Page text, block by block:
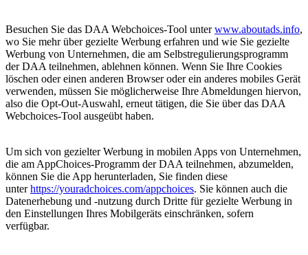
Besuchen Sie das DAA Webchoices-Tool unterwww.aboutads.info,
wo Sie mehr über gezielte Werbung erfahren und wie Sie gezielte
Werbung von Unternehmen, die am Selbstregulierungsprogramm
der DAA teilnehmen, ablehnen können. Wenn Sie Ihre Cookies
löschen oder einen anderen Browser oder ein anderes mobiles Gerät
verwenden, müssen Sie möglicherweise Ihre Abmeldungen hiervon,
also die Opt-Out-Auswahl, erneut tätigen, die Sie über das DAA
Webchoices-Tool ausgeübt haben.
Um sich von gezielter Werbung in mobilen Apps von Unternehmen,
die am AppChoices-Programm der DAA teilnehmen, abzumelden,
können Sie die App herunterladen, Sie finden diese
unterhttps://youradchoices.com/appchoices. Sie können auch die
Datenerhebung und -nutzung durch Dritte für gezielte Werbung in
den Einstellungen Ihres Mobilgeräts einschränken, sofern
verfügbar.